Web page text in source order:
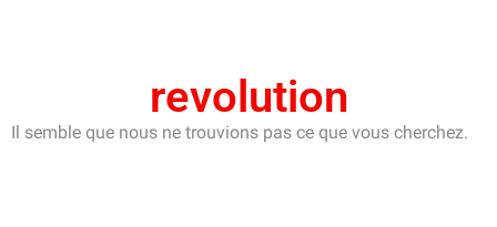
revolution
Il semble que nous ne trouvions pas ce que vous cherchez.